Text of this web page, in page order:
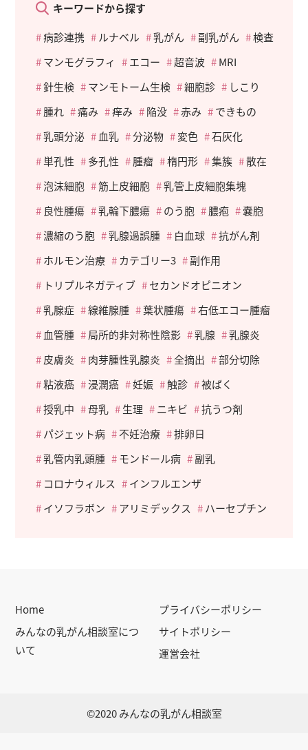
キーワードから探す
病診連携
ルナベル 乳がん 副乳がん
検査
マンモグラフィ
エコー 超音波
MRI
針生検
マンモトーム生検 細胞診
しこり
腫れ
痛み 痒み 陥没 赤み
できもの
乳頭分泌
血乳 分泌物 変色
石灰化
単孔性
多孔性 腫瘤 楕円形 集簇
散在
泡沫細胞
筋上皮細胞
乳管上皮細胞集塊
良性腫瘍
乳輪下膿瘍 のう胞 膿疱
嚢胞
濃縮のう胞
乳腺過誤腫 白血球
抗がん剤
ホルモン治療
カテゴリー3
副作用
トリプルネガティブ
セカンドオピニオン
乳腺症
線維腺腫 葉状腫瘍
右低エコー腫瘤
血管腫
局所的非対称性陰影 乳腺
乳腺炎
皮膚炎
肉芽腫性乳腺炎 全摘出
部分切除
粘液癌
浸潤癌 妊娠 触診
被ばく
授乳中
母乳 生理 ニキビ
抗うつ剤
パジェット病
不妊治療
排卵日
乳管内乳頭腫
モンドール病
副乳
コロナウィルス
インフルエンザ
イソフラボン
アリミデックス ハーセプチン
Home
みんなの乳がん相談室につ
いて
プライバシーポリシー
サイトポリシー
運営会社
©2020 みんなの乳がん相談室